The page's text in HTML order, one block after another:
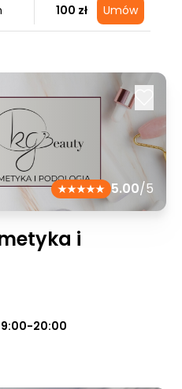
100 zł Umów
5.00/5
i
20:00